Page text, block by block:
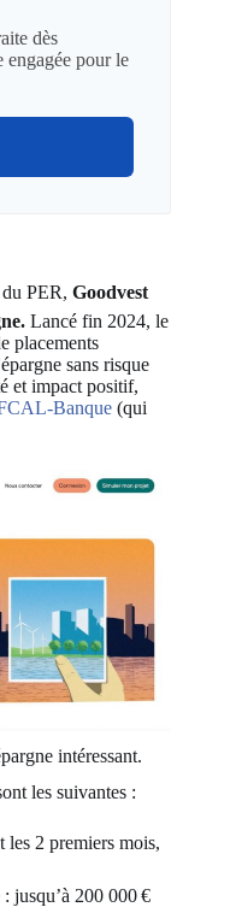
dès
engagée pour le
PER, Goodvest
Lancé fin 2024, le
placements
sans risque
et impact positif,
Banque (qui
intéressant.
les suivantes :
les 2 premiers mois,
: jusqu’à 200 000 €